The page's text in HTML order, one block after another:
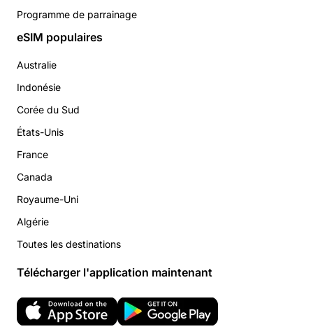
Programme de parrainage
eSIM populaires
Australie
Indonésie
Corée du Sud
États-Unis
France
Canada
Royaume-Uni
Algérie
Toutes les destinations
Télécharger l'application maintenant